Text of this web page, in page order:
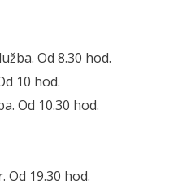
Od 8.30 hod.
10 hod.
Od 10.30 hod.
Od 19.30 hod.